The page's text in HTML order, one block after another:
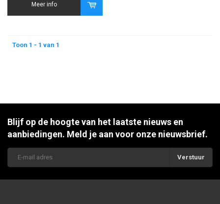
Meer info
Toon 1 - 1 van 1
Blijf op de hoogte van het laatste nieuws en
aanbiedingen. Meld je aan voor onze nieuwsbrief.
Verstuur